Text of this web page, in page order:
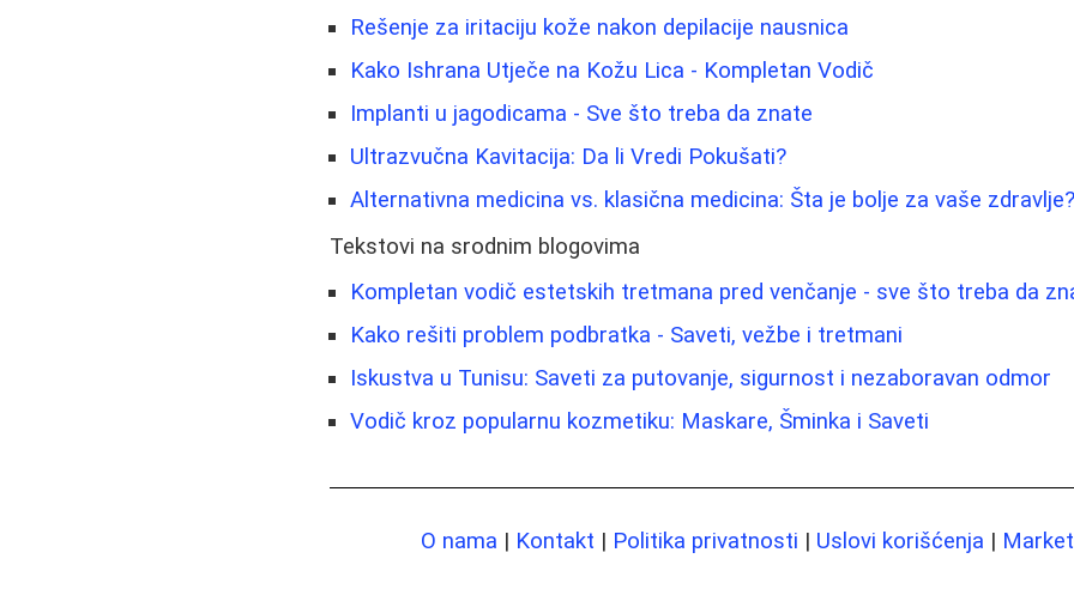
Rešenje za iritaciju kože nakon depilacije nausnica
Kako Ishrana Utječe na Kožu Lica - Kompletan Vodič
Implanti u jagodicama - Sve što treba da znate
Ultrazvučna Kavitacija: Da li Vredi Pokušati?
Alternativna medicina vs. klasična medicina: Šta je bolje za vaše
Tekstovi na srodnim blogovima
Kompletan vodič estetskih tretmana pred venčanje - sve što treba da
Kako rešiti problem podbratka - Saveti, vežbe i tretmani
Iskustva u Tunisu: Saveti za putovanje, sigurnost i nezaboravan odmor
Vodič kroz popularnu kozmetiku: Maskare, Šminka i Saveti
O nama | Kontakt | Politika privatnosti | Uslovi korišćenja |